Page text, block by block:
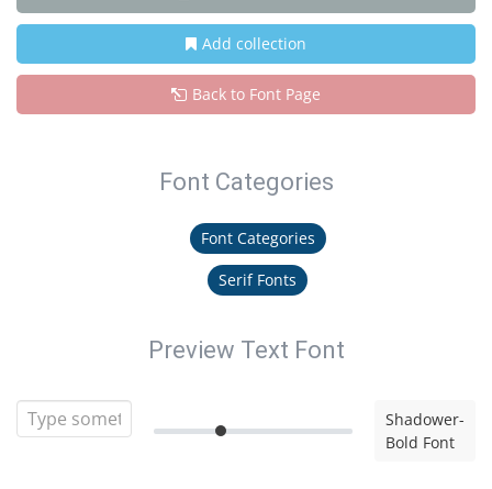
Add collection
Back to Font Page
Font Categories
Font Categories
Serif Fonts
Preview Text Font
Shadower-
Bold Font